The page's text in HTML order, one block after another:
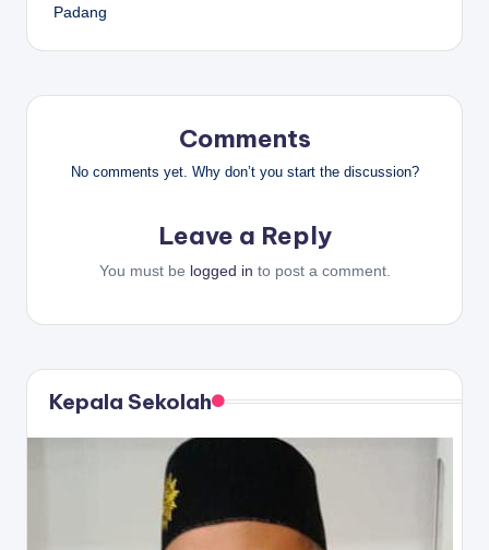
Padang
Comments
No comments yet. Why don’t you start the discussion?
Leave a Reply
You must be logged in to post a comment.
Kepala Sekolah